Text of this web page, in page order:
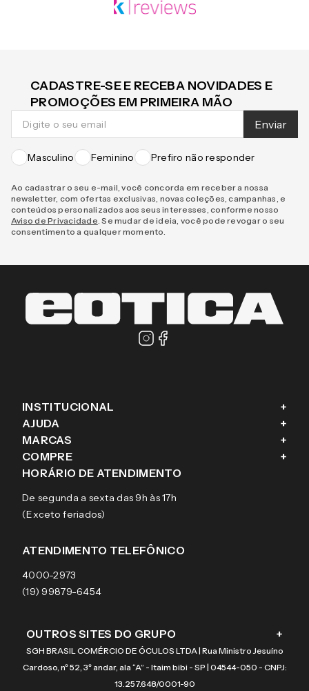
CADASTRE-SE E RECEBA NOVIDADES E
PROMOÇÕES EM PRIMEIRA MÃO
Enviar
Masculino Feminino Prefiro não responder
Ao cadastrar o seu e-mail, você concorda em receber a nossa
newsletter, com ofertas exclusivas, novas coleções, campanhas, e
conteúdos personalizados aos seus interesses, conforme nosso
Aviso de Privacidade . Se mudar de ideia, você pode revogar o seu
consentimento a qualquer momento.
INSTITUCIONAL +
Sobre a eÓtica
Aviso de privacidade
Termos e condições de uso
AJUDA +
Trocas e Devoluções
Pagamentos
Garantias
MARCAS +
Ray-Ban
Tecnol
Arnette
Burberry
COMPRE +
Óculos de sol
Lentes de contato
HORÁRIO DE ATENDIMENTO
De segunda a sexta das 9h às 17h
(Exceto feriados)
ATENDIMENTO TELEFÔNICO
4000-2973
(19) 99879-6454
OUTROS SITES DO GRUPO +
SGH BRASIL COMÉRCIO DE ÓCULOS LTDA | Rua Ministro Jesuíno
Cardoso, nº 52, 3º andar, ala “A” - Itaim bibi - SP | 04544-050 - CNPJ:
13.257.648/0001-90